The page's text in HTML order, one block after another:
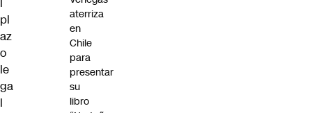
pl
az
o
le
ga
l
aterriza
en
Chile
para
presentar
su
libro